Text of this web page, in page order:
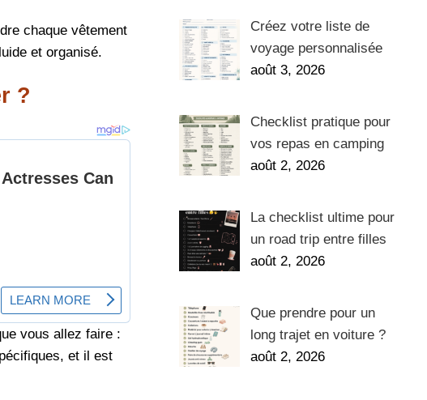
chaque vêtement
et organisé.
?
vous allez faire :
et il est
Créez votre liste de
voyage personnalisée
août 3, 2026
Checklist pratique pour
vos repas en camping
août 2, 2026
La checklist ultime pour
un road trip entre filles
août 2, 2026
Que prendre pour un
long trajet en voiture ?
août 2, 2026